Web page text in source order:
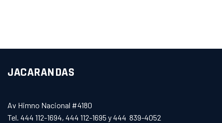
JACARANDAS
Av Himno Nacional #4180
Tel. 444 112-1694, 444 112-1695 y 444 839-4052